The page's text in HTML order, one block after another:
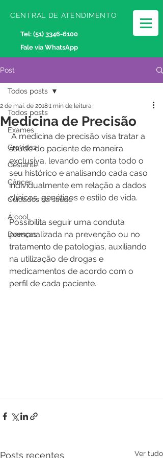
CENTRAL DE ATENDIMENTO
Tel: (51) 3346-6100
Fale via WhatsApp
Post
Todos posts
Exames
Gravidez
Gestante
Câncer
Cuidados da saúde
Álcool
Doenças
Todos posts
Medicina de Precisão
2 de mai. de 20181 min de leitura
saúde do paciente de maneira
exclusiva, levando em conta todo o
seu histórico e analisando cada caso
individualmente em relação a dados
clínicos, genéticos e estilo de vida.
Possibilita seguir uma conduta
personalizada na prevenção ou no
tratamento de patologias, auxiliando
na utilização de drogas e
medicamentos de acordo com o
perfil de cada paciente.
Posts recentes Ver tudo